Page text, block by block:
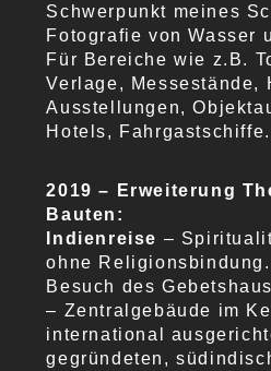
Schwerpunkt meines
Fotografie von Wasser
Für Bereiche wie z.B.
Verlage, Messestände,
Ausstellungen,
Hotels, Fahrgastschiffe.
2019 – Erweiterung
Bauten:
Indienreise –
ohne Religionsbindung.
Besuch des
– Zentralgebäude im
international
gegründeten,